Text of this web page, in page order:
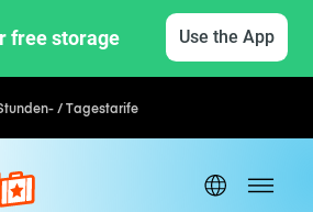
free storage Use the App
/ Tagestarife